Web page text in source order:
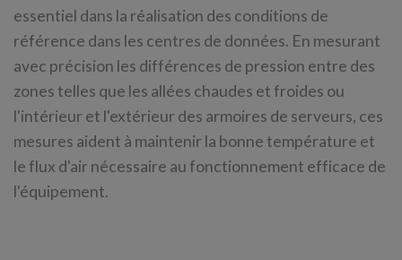
essentiel dans la réalisation des conditions de
référence dans les centres de données. En mesurant
avec précision les différences de pression entre des
zones telles que les allées chaudes et froides ou
l'intérieur et l'extérieur des armoires de serveurs, ces
mesures aident à maintenir la bonne température et
le flux d'air nécessaire au fonctionnement efficace de
l'équipement.